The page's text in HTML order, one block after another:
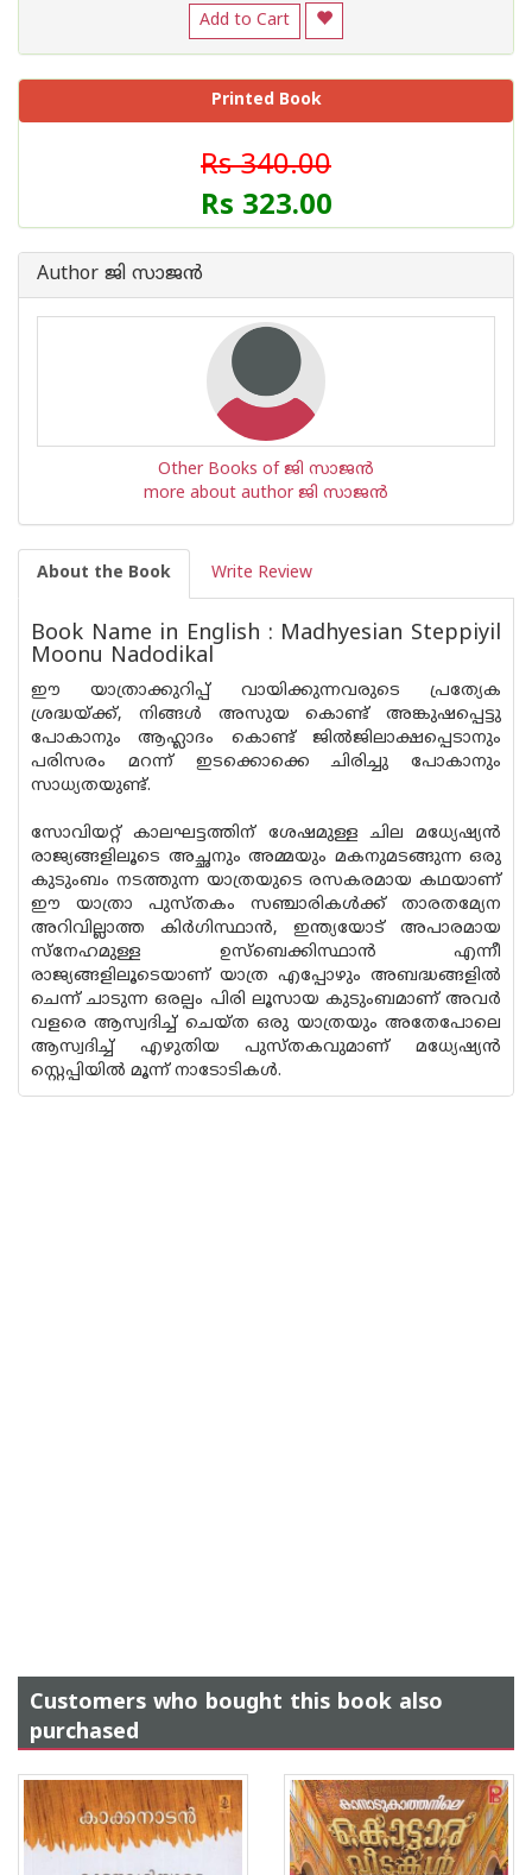
Add to Cart
Printed Book
Rs 340.00
Rs 323.00
Author ജി സാജൻ
Other Books of ജി സാജൻ
more about author ജി സാജൻ
About the Book Write Review
Book Name in English : Madhyesian Steppiyil
Moonu Nadodikal
ഈ യാത്രാക്കുറിപ്പ് വായിക്കുന്നവരുടെ പ്രത്യേക
ശ്രദ്ധയ്ക്ക്, നിങ്ങൾ അസുയ കൊണ്ട് അങ്കുഷപ്പെട്ടു
പോകാനും ആഹ്ലാദം കൊണ്ട് ജിൽജിലാക്ഷപ്പെടാനും
പരിസരം മറന്ന് ഇടക്കൊക്കെ ചിരിച്ചു പോകാനും
സാധ്യതയുണ്ട്.
സോവിയറ്റ് കാലഘട്ടത്തിന് ശേഷമുള്ള ചില മധ്യേഷ്യൻ
രാജ്യങ്ങളിലൂടെ അച്ഛനും അമ്മയും മകനുമടങ്ങുന്ന ഒരു
കുടുംബം നടത്തുന്ന യാത്രയുടെ രസകരമായ കഥയാണ്
ഈ യാത്രാ പുസ്തകം സഞ്ചാരികൾക്ക് താരതമ്യേന
അറിവില്ലാത്ത കിർഗിസ്ഥാൻ, ഇന്ത്യയോട് അപാരമായ
സ്നേഹമുള്ള ഉസ്‌ബെക്കിസ്ഥാൻ എന്നീ
രാജ്യങ്ങളിലൂടെയാണ് യാത്ര എപ്പോഴും അബദ്ധങ്ങളിൽ
ചെന്ന് ചാടുന്ന ഒരല്പം പിരി ലൂസായ കുടുംബമാണ് അവർ
വളരെ ആസ്വദിച്ച് ചെയ്ത ഒരു യാത്രയും അതേപോലെ
ആസ്വദിച്ച് എഴുതിയ പുസ്തകവുമാണ് മധ്യേഷ്യൻ
സ്റ്റെപ്പിയിൽ മൂന്ന് നാടോടികൾ.
Customers who bought this book also
purchased